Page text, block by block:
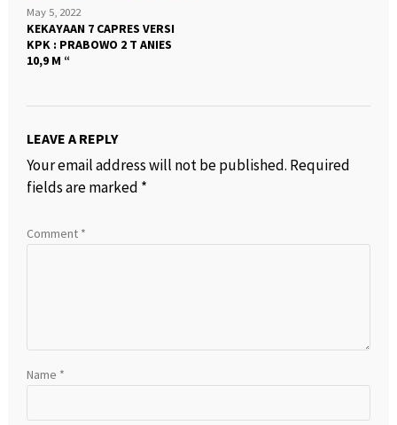
May 5, 2022
KEKAYAAN 7 CAPRES VERSI
KPK : PRABOWO 2 T ANIES
10,9 M “
LEAVE A REPLY
Your email address will not be published. Required
fields are marked *
Comment *
Name *